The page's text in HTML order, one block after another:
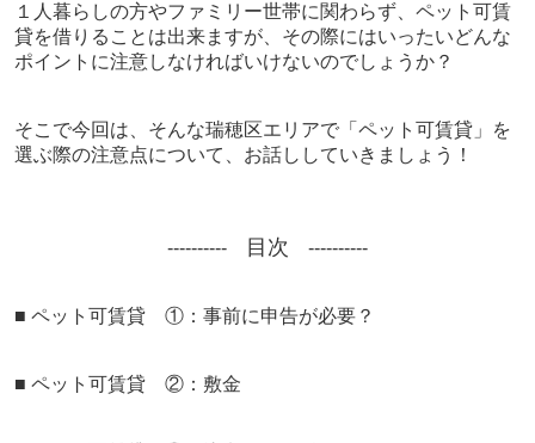
１人暮らしの方やファミリー世帯に関わらず、ペット可賃
貸を借りることは出来ますが、その際にはいったいどんな
ポイントに注意しなければいけないのでしょうか？
そこで今回は、そんな瑞穂区エリアで「ペット可賃貸」を
選ぶ際の注意点について、お話ししていきましょう！
---------- 目次 ----------
■ ペット可賃貸 ①：事前に申告が必要？
■ ペット可賃貸 ②：敷金